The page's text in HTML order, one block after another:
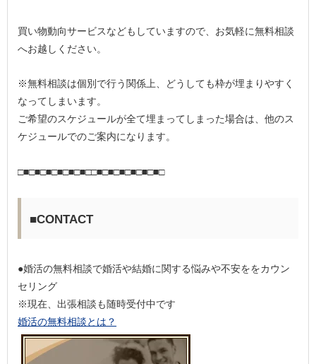
買い物動向サービスなどもしていますので、お気軽に無料相談
へお越しください。
※無料相談は個別で行う関係上、どうしても枠が埋まりやすく
なってしまいます。
ご希望のスケジュールが全て埋まってしまった場合は、他のス
ケジュールでのご案内になります。
□■□■□■□■□■□■□□■□■□■□■□■□■□
■CONTACT
●婚活の無料相談で婚活や結婚に関する悩みや不安ををカウン
セリング
※現在、出張相談も随時受付中です
婚活の無料相談とは？